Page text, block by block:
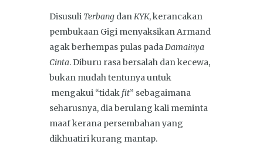
Disusuli Terbang danKYK, kerancakan
pembukaan Gigi menyaksikan Armand
agak berhempas pulas padaDamainya
Cinta. Diburu rasa bersalah dan kecewa,
bukan mudah tentunya untuk
mengakui “tidak fit” sebagaimana
seharusnya, dia berulang kali meminta
maaf kerana persembahan yang
dikhuatiri kurang mantap.